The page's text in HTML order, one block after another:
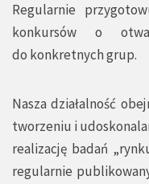
Regularnie
konkursów o
do konkretnych grup.
Nasza działalność
tworzeniu i
realizację badań
regularnie